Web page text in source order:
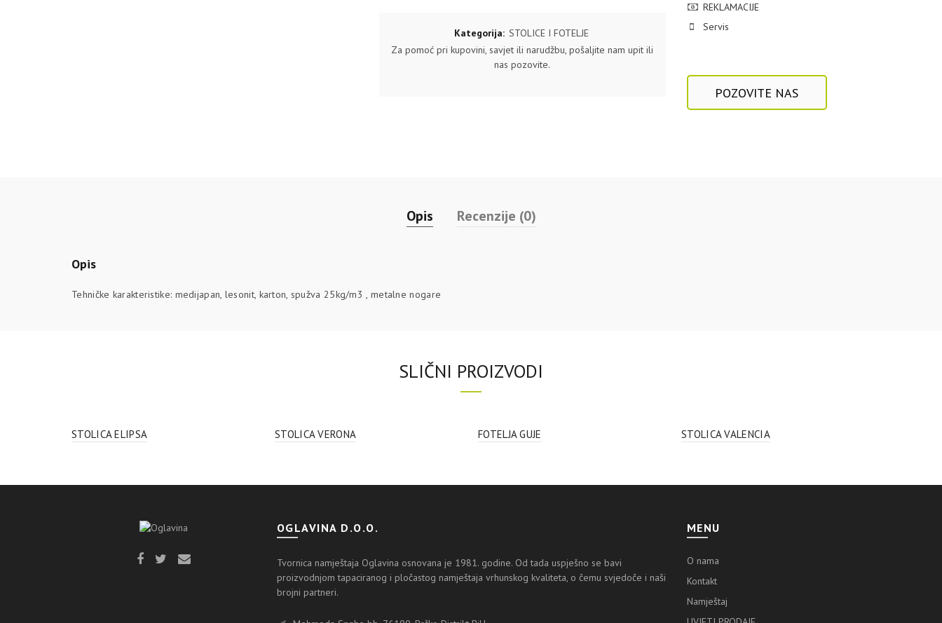
Kategorija: STOLICE I FOTELJE
Za pomoć pri kupovini, savjet ili narudžbu, pošaljite nam upit ili
nas pozovite.
REKLAMACIJE
Servis
POZOVITE NAS
Opis Recenzije (0)
Opis
Tehničke karakteristike: medijapan, lesonit, karton, spužva 25kg/m3 , metalne nogare
SLIČNI PROIZVODI
STOLICA ELIPSA STOLICA VERONA FOTELJA GUJE STOLICA VALENCIA
OGLAVINA D.O.O.
Tvornica namještaja Oglavina osnovana je 1981. godine. Od tada uspješno se bavi
proizvodnjom tapaciranog i pločastog namještaja vrhunskog kvaliteta, o čemu svjedoče i naši
brojni partneri.
MENU
O nama
Kontakt
Namještaj